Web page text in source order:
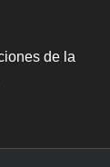
de la